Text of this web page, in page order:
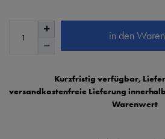
in den
Kurzfristig verfügbar,
versandkostenfreie Lieferung
Warenwert